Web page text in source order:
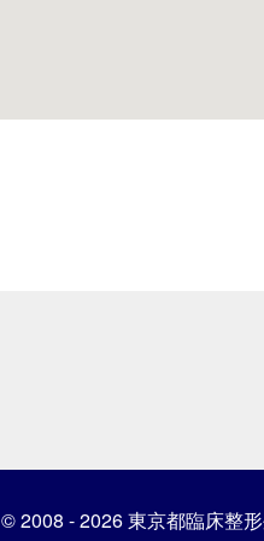
© 2008 - 2026 東京都臨床整